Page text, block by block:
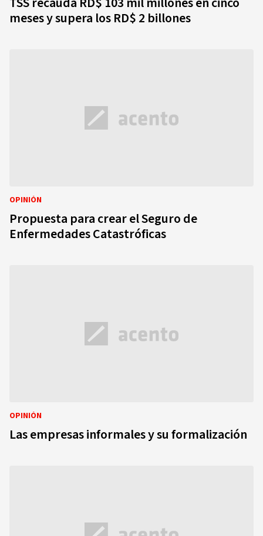
meses y supera los RD$ 2 billones
OPINIÓN
Propuesta para crear el Seguro de
Enfermedades Catastróficas
OPINIÓN
Las empresas informales y su formalización